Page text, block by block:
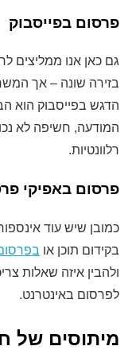
פרסום בפייסבוק
גם כאן אנו ממליצים
בזירה שונה – אך
הדגש בפייסבוק הוא
המודעה, חשיפה לא
רלוונטיות.
פרסום באפיקי
כמובן שיש עוד
בקידום תוכן או
ולהבין איזה שאלות
לפרסום באינטרנט.
מיתוסים של